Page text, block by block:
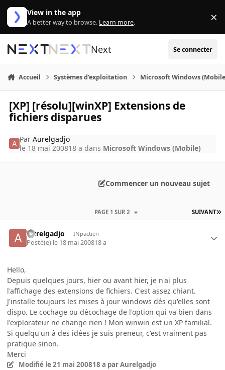
Aller au contenu
View in the app
A better way to browse. Learn more. ×
Next Se connecter
Accueil Systèmes d'exploitation Microsoft Windows
[XP] [résolu][winXP] Extensions de
fichiers disparues
ParAurelgadjo
le 18 mai 200818 a dans Microsoft Windows (Mobile)
Commencer un nouveau sujet
SUIVANT
PAGE 1 SUR 2
Aurelgadjo INpactien
Posté(e) le 18 mai 200818 a
Hello,
Depuis quelques jours, hier ou avant hier, je n'ai plus
l'affichage des extensions de fichiers. C'est assez chiant.
J'installe toujours les mises à jour windows dés qu'elles sont
dispo. Le cochage ou décochage de l'option qui va bien dans
l'explorateur ne change rien ! Mon winwin est un XP familial.
Si quelqu'un à des idées je suis preneur, c'est vraiment pas
pratique sinon.
Merci
Modifié le 21 mai 200818 a par Aurelgadjo